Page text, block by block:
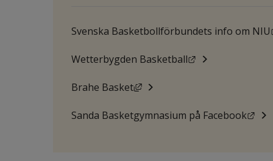
Svenska Basketbollförbundets info om NIU
Wetterbygden Basketball Länk till annan
Brahe Basket Länk till annan webbplats,
Sanda Basketgymnasium på Facebook